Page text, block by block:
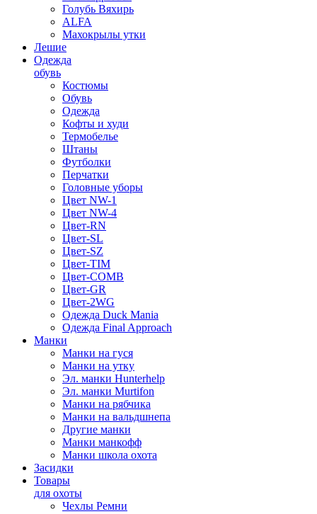
Голубь Вяхирь
ALFA
Махокрылы утки
Лешие
Одежда
обувь
Костюмы
Обувь
Одежда
Кофты и худи
Термобелье
Штаны
Футболки
Перчатки
Головные уборы
Цвет NW-1
Цвет NW-4
Цвет-RN
Цвет-SL
Цвет-SZ
Цвет-TIM
Цвет-COMB
Цвет-GR
Цвет-2WG
Одежда Duck Mania
Одежда Final Approach
Манки
Манки на гуся
Манки на утку
Эл. манки Hunterhelp
Эл. манки Murtifon
Манки на рябчика
Манки на вальдшнепа
Другие манки
Манки манкофф
Манки школа охота
Засидки
Товары
для охоты
Чехлы Ремни